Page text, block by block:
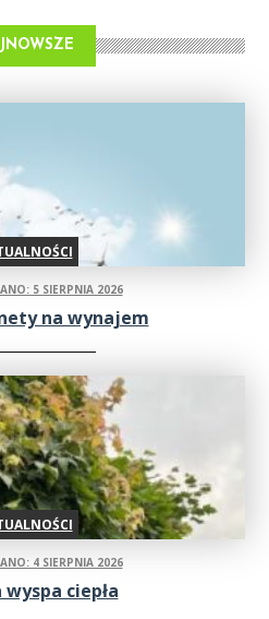
5 SIERPNIA 2026
na wynajem
4 SIERPNIA 2026
ciepła